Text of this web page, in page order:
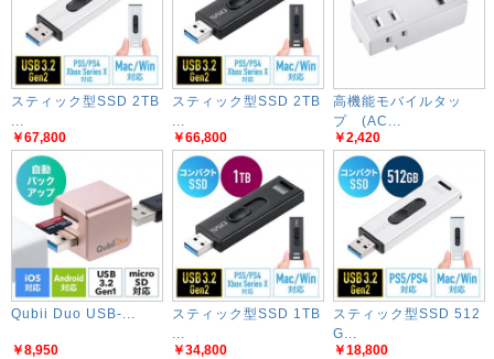
スティック型SSD 2TB
...
￥67,800
スティック型SSD 2TB
...
￥66,800
高機能モバイルタッ
プ (AC...
￥2,420
Qubii Duo USB-...
￥8,950
スティック型SSD 1TB
...
￥34,800
スティック型SSD 512
G...
￥18,800